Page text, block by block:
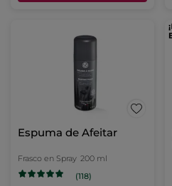
Espuma de Afeitar
Frasco en Spray 200 ml
(118)